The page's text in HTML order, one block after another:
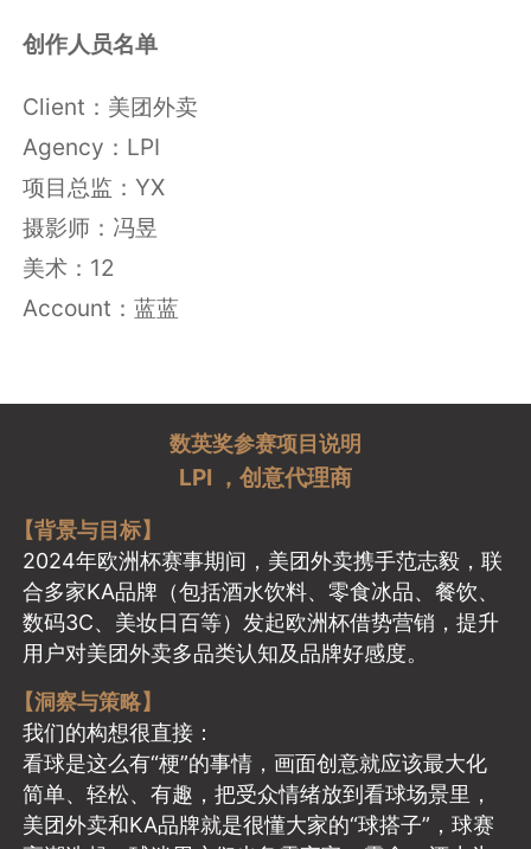
创作人员名单
Client：美团外卖
Agency：LPI
项目总监：YX
摄影师：冯昱
美术：12
Account：蓝蓝
数英奖参赛项目说明
LPI ，创意代理商
【背景与目标】
2024年欧洲杯赛事期间，美团外卖携手范志毅，联
合多家KA品牌（包括酒水饮料、零食冰品、餐饮、
数码3C、美妆日百等）发起欧洲杯借势营销，提升
用户对美团外卖多品类认知及品牌好感度。
【洞察与策略】
我们的构想很直接：
看球是这么有“梗”的事情，画面创意就应该最大化
简单、轻松、有趣，把受众情绪放到看球场景里，
美团外卖和KA品牌就是很懂大家的“球搭子”，球赛